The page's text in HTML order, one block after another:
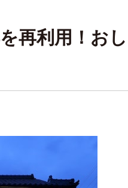
再利用！お